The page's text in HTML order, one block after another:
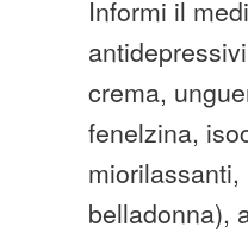
Informi il
crema,
fenelzina,
belladonna),